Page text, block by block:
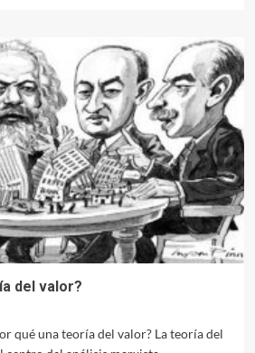
del valor?
qué una teoría del valor? La teoría del